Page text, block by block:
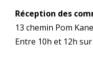
Réception des
13 chemin Pom
Entre 10h et 12h